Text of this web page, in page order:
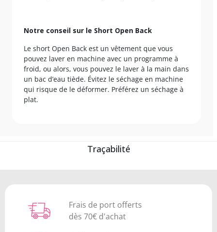
Notre conseil sur le Short Open Back
Le short Open Back est un vêtement que vous
pouvez laver en machine avec un programme à
froid, ou alors, vous pouvez le laver à la main dans
un bac d’eau tiède. Évitez le séchage en machine
qui risque de le déformer. Préférez un séchage à
plat.
Traçabilité
Frais de port offerts
dès 70€ d'achat